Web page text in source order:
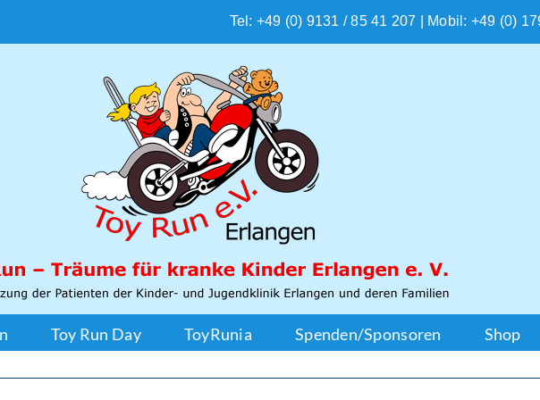
Tel: +49 (0) 9131 / 85 41 207 | Mobil: +49 (0)
Toy Run Day ToyRunia Spenden/Sponsoren Shop